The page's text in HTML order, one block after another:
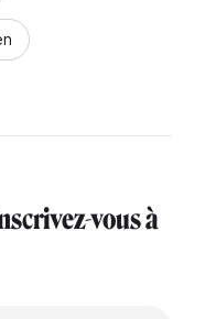
vous à